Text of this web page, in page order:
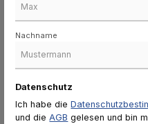
Bekleidung
Oberbekleidung
Caps
Nachname
Datenschutz
Ich habe die
und dieAGB gelesen und bin